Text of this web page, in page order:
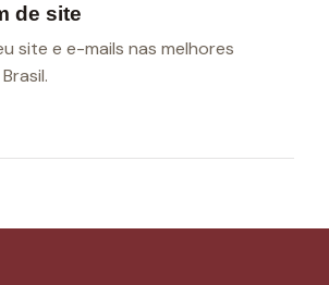
de site
site e e-mails nas melhores